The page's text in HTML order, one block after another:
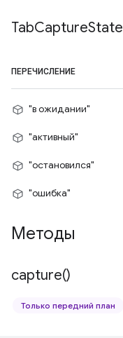
TabCaptureState
ПЕРЕЧИСЛЕНИЕ
"в ожидании"
"активный"
"остановился"
"ошибка"
Методы
capture()
Только передний план